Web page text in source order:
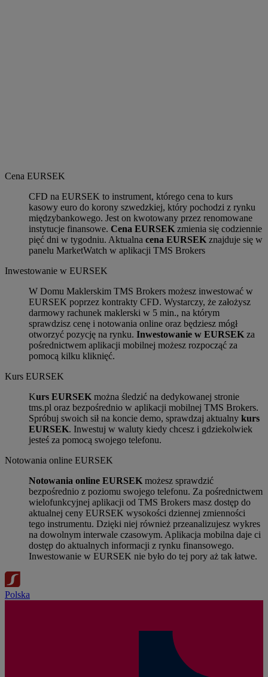
Cena EURSEK
CFD na EURSEK to instrument, którego cena to kurs
kasowy euro do korony szwedzkiej, który pochodzi z rynku
międzybankowego. Jest on kwotowany przez renomowane
instytucje finansowe. Cena EURSEK zmienia się codziennie
pięć dni w tygodniu. Aktualna cena EURSEK znajduje się w
panelu MarketWatch w aplikacji TMS Brokers
Inwestowanie w EURSEK
W Domu Maklerskim TMS Brokers możesz inwestować w
EURSEK poprzez kontrakty CFD. Wystarczy, że założysz
darmowy rachunek maklerski w 5 min., na którym
sprawdzisz cenę i notowania online oraz będziesz mógł
otworzyć pozycję na rynku. Inwestowanie w EURSEK za
pośrednictwem aplikacji mobilnej możesz rozpocząć za
pomocą kilku kliknięć.
Kurs EURSEK
Kurs EURSEK można śledzić na dedykowanej stronie
tms.pl oraz bezpośrednio w aplikacji mobilnej TMS Brokers.
Spróbuj swoich sił na koncie demo, sprawdzaj aktualny kurs
EURSEK. Inwestuj w waluty kiedy chcesz i gdziekolwiek
jesteś za pomocą swojego telefonu.
Notowania online EURSEK
Notowania online EURSEK możesz sprawdzić
bezpośrednio z poziomu swojego telefonu. Za pośrednictwem
wielofunkcyjnej aplikacji od TMS Brokers masz dostęp do
aktualnej ceny EURSEK wysokości dziennej zmienności
tego instrumentu. Dzięki niej również przeanalizujesz wykres
na dowolnym interwale czasowym. Aplikacja mobilna daje ci
dostęp do aktualnych informacji z rynku finansowego.
Inwestowanie w EURSEK nie było do tej pory aż tak łatwe.
Polska